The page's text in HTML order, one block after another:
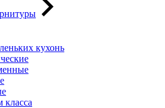
кухонь
класса